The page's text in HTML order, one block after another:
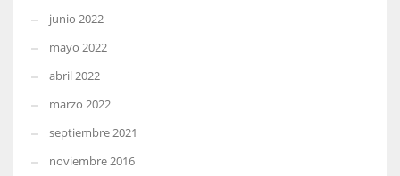
junio 2022
mayo 2022
abril 2022
marzo 2022
septiembre 2021
noviembre 2016